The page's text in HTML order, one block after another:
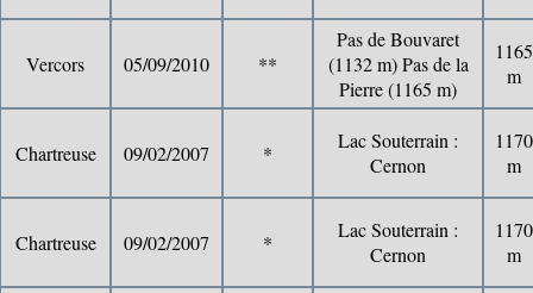
Vercors 05/09/2010 **
Pas de Bouvaret
(1132 m) Pas de la
Pierre (1165 m)
1165
m
Chartreuse 09/02/2007 *
Lac Souterrain :
Cernon
1170
m
Chartreuse 09/02/2007 *
Lac Souterrain :
Cernon
1170
m